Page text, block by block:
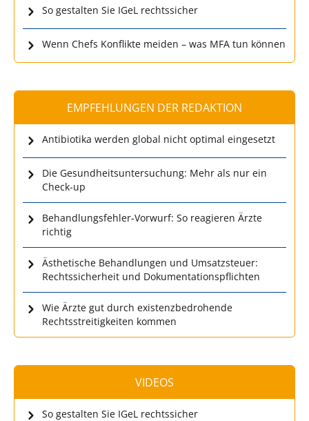
So gestalten Sie IGeL rechtssicher
Wenn Chefs Konflikte meiden – was MFA tun können
EMPFEHLUNGEN DER REDAKTION
Antibiotika werden global nicht optimal eingesetzt
Die Gesundheitsuntersuchung: Mehr als nur ein
Check-up
Behandlungsfehler-Vorwurf: So reagieren Ärzte
richtig
Ästhetische Behandlungen und Umsatzsteuer:
Rechtssicherheit und Dokumentationspflichten
Wie Ärzte gut durch existenzbedrohende
Rechtsstreitigkeiten kommen
VIDEOS
So gestalten Sie IGeL rechtssicher